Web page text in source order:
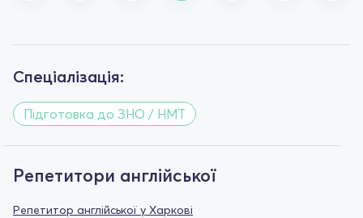
Спеціалізація:
Підготовка до ЗНО / НМТ
Репетитори англійської
Репетитор англійської у Харкові